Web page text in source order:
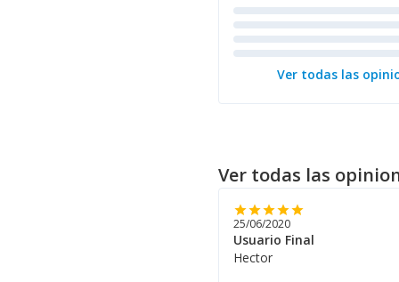
Ver todas las
Ver todas las
starstarstarstarstar
25/06/2020
Usuario Final
Hector